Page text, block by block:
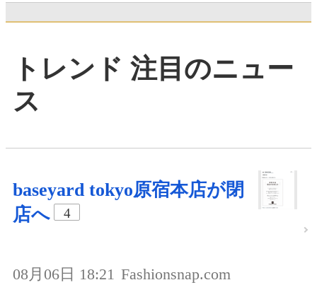
トレンド 注目のニュー
ス
baseyard tokyo原宿本店が閉
店へ
4
08月06日 18:21 Fashionsnap.com